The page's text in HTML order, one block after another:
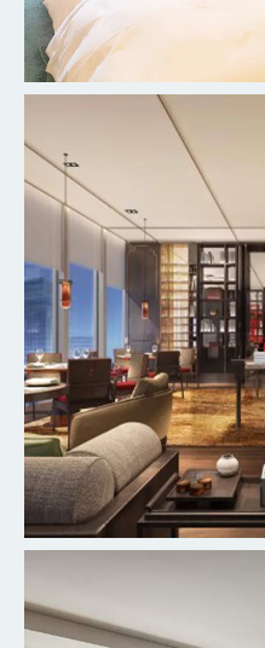
杭州柳莺里宾馆客房
探索更多
探索更多